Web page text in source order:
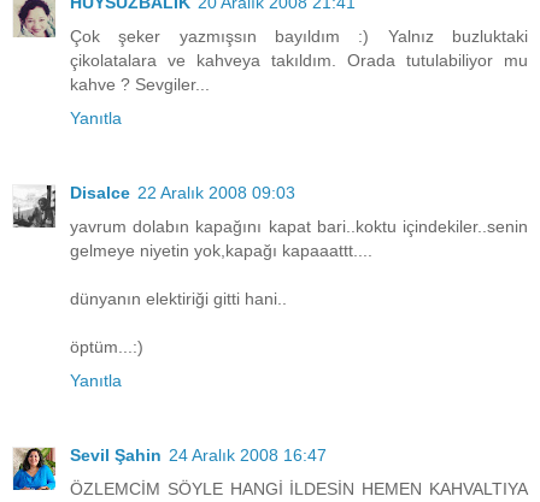
Çok şeker yazmışsın bayıldım :) Yalnız buzluktaki
çikolatalara ve kahveya takıldım. Orada tutulabiliyor mu
kahve ? Sevgiler...
Yanıtla
Disalce 22 Aralık 2008 09:03
yavrum dolabın kapağını kapat bari..koktu içindekiler..senin
gelmeye niyetin yok,kapağı kapaaattt....
dünyanın elektiriği gitti hani..
öptüm...:)
Yanıtla
Sevil Şahin 24 Aralık 2008 16:47
ÖZLEMCİM SÖYLE HANGİ İLDESİN HEMEN KAHVALTIYA